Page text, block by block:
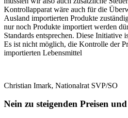
Kontrollapparat wäre auch für die
Ausland importierten Produkte
nur noch Produkte importiert werden
Standards entsprechen. Diese Initiative
Es ist nicht möglich, die Kontrolle der
importierten Lebensmittel
Christian Imark, Nationalrat SVP/SO
Nein zu steigenden Preisen